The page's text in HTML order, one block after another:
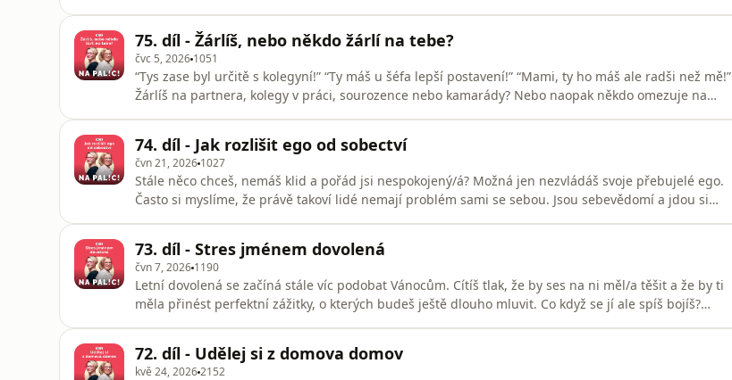
okolí. Když o to budeš opravdu stát. Není přitom třeba čekat na zítra, začít můžeš hned.
__________________
75. díl - Žárlíš, nebo někdo žárlí na tebe?
čvc 5, 2026 1051
“Tys zase byl určitě s kolegyní!” “Ty máš u šéfa lepší postavení!” “Mami, ty ho máš ale radši než mě!”
Žárlíš na partnera, kolegy v práci, sourozence nebo kamarády? Nebo naopak někdo omezuje na
vztahy.
74. díl - Jak rozlišit ego od sobectví
čvn 21, 2026 1027
Stále něco chceš, nemáš klid a pořád jsi nespokojený/á? Možná jen nezvládáš svoje přebujelé ego.
Často si myslíme, že právě takoví lidé nemají problém sami se sebou. Jsou sebevědomí a jdou si
potřeba ten
73. díl - Stres jménem dovolená
čvn 7, 2026 1190
Letní dovolená se začíná stále víc podobat Vánocům. Cítíš tlak, že by ses na ni měl/a těšit a že by ti
měla přinést perfektní zážitky, o kterých budeš ještě dlouho mluvit. Co když se jí ale spíš bojíš?
72. díl - Udělej si z domova domov
kvě 24, 20262152